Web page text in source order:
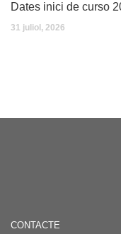
Dates inici de curso
31 juliol, 2026
CONTACTE